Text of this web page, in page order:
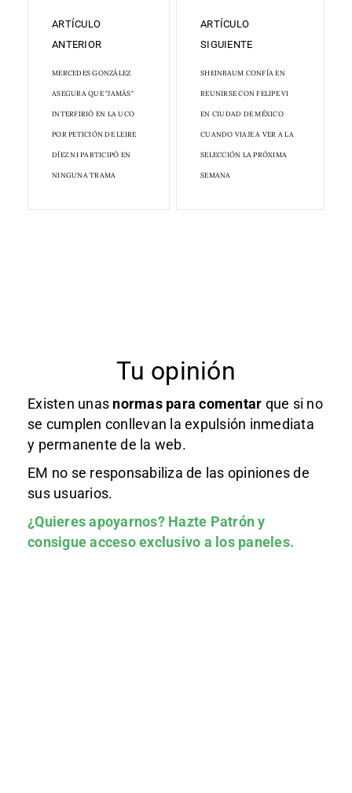
ARTÍCULO
ANTERIOR
MERCEDES GONZÁLEZ
ASEGURA QUE "JAMÁS"
INTERFIRIÓ EN LA UCO
POR PETICIÓN DE LEIRE
DÍEZ NI PARTICIPÓ EN
NINGUNA TRAMA
ARTÍCULO
SIGUIENTE
SHEINBAUM CONFÍA EN
REUNIRSE CON FELIPE VI
EN CIUDAD DE MÉXICO
CUANDO VIAJE A VER A LA
SELECCIÓN LA PRÓXIMA
SEMANA
Tu opinión
Existen unas normas para comentar que si no
se cumplen conllevan la expulsión inmediata
y permanente de la web.
EM no se responsabiliza de las opiniones de
sus usuarios.
¿Quieres apoyarnos? Hazte Patróny
consigue acceso exclusivo a los paneles.